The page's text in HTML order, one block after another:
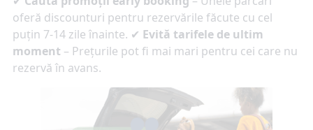
oferă discounturi pentru rezervările făcute cu cel
puțin 7-14 zile înainte. ✔ Evită tarifele de ultim
moment – Prețurile pot fi mai mari pentru cei care nu
rezervă în avans.